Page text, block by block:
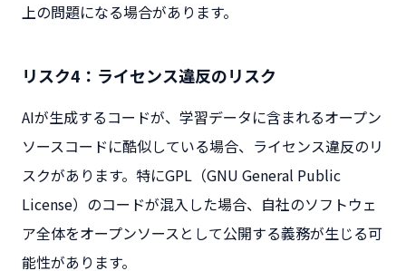
上の問題になる場合があります。
リスク4：ライセンス違反のリスク
AIが生成するコードが、学習データに含まれるオープン
ソースコードに酷似している場合、ライセンス違反のリ
スクがあります。特にGPL（GNU General Public
License）のコードが混入した場合、自社のソフトウェ
ア全体をオープンソースとして公開する義務が生じる可
能性があります。